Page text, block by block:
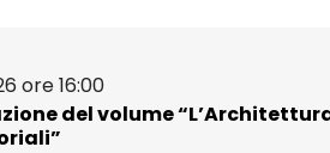
ore 16:00
del volume